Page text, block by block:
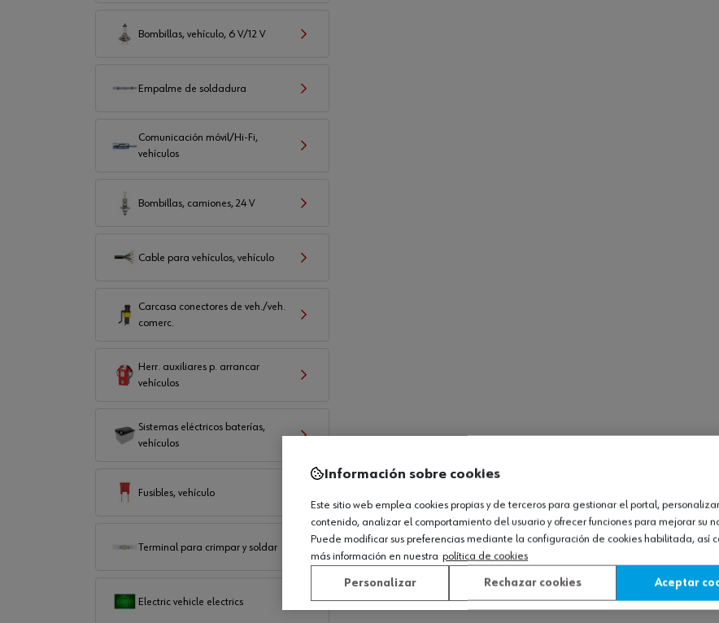
Bombillas, vehículo, 6 V/12 V
Empalme de soldadura
Comunicación móvil/Hi-Fi,
vehículos
Bombillas, camiones, 24 V
Cable para vehículos, vehículo
Carcasa conectores de veh./veh.
comerc.
Herr. auxiliares p. arrancar
vehículos
Sistemas eléctricos baterías,
vehículos
Fusibles, vehículo
Terminal para crimpar y soldar
Electric vehicle electrics
Información sobre cookies
Este sitio web emplea cookies propias y de terceros para gestionar el portal,
contenido, analizar el comportamiento del usuario y ofrecer funciones para mejorar su
Puede modificar sus preferencias mediante la configuración de cookies habilitada, así
más información en nuestra política de cookies
Personalizar Rechazar cookies Aceptar